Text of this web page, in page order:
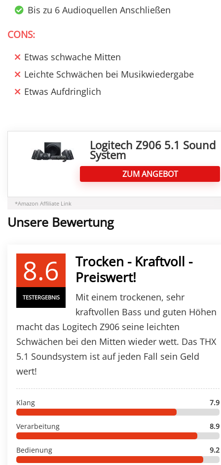
Bis zu 6 Audioquellen Anschließen
CONS:
Etwas schwache Mitten
Leichte Schwächen bei Musikwiedergabe
Etwas Aufdringlich
Logitech Z906 5.1 Sound
System
ZUM ANGEBOT
*Amazon Affiliate Link
Unsere Bewertung
8.6
TESTERGEBNIS
Trocken - Kraftvoll -
Preiswert!
Mit einem trockenen, sehr
kraftvollen Bass und guten Höhen
macht das Logitech Z906 seine leichten
Schwächen bei den Mitten wieder wett. Das THX
5.1 Soundsystem ist auf jeden Fall sein Geld
wert!
Klang 7.9
Verarbeitung 8.9
Bedienung 9.2